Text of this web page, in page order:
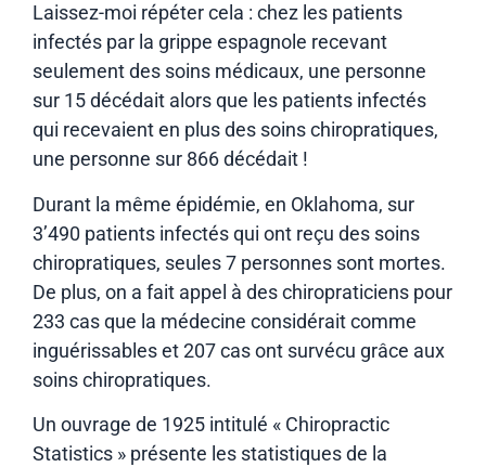
Laissez-moi répéter cela : chez les patients
infectés par la grippe espagnole recevant
seulement des soins médicaux, une personne
sur 15 décédait alors que les patients infectés
qui recevaient en plus des soins chiropratiques,
une personne sur 866 décédait !
Durant la même épidémie, en Oklahoma, sur
3’490 patients infectés qui ont reçu des soins
chiropratiques, seules 7 personnes sont mortes.
De plus, on a fait appel à des chiropraticiens pour
233 cas que la médecine considérait comme
inguérissables et 207 cas ont survécu grâce aux
soins chiropratiques.
Un ouvrage de 1925 intitulé « Chiropractic
Statistics » présente les statistiques de la